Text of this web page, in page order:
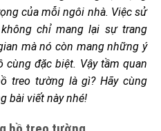
của mỗi ngôi nhà. Việc sử
không chỉ mang lại sự trang
mà nó còn mang những ý
đặc biệt. Vậy tầm quan
treo tường là gì? Hãy cùng
bài viết này nhé!